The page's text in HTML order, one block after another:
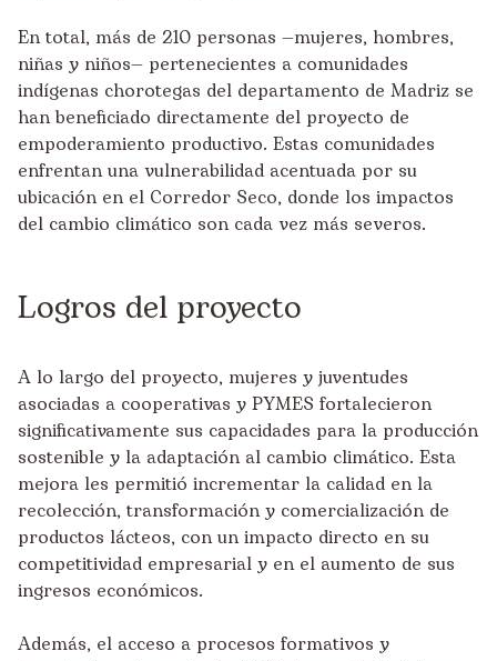
En total, más de 210 personas —mujeres, hombres,
niñas y niños— pertenecientes a comunidades
indígenas chorotegas del departamento de Madriz se
han beneficiado directamente del proyecto de
empoderamiento productivo. Estas comunidades
enfrentan una vulnerabilidad acentuada por su
ubicación en el Corredor Seco, donde los impactos
del cambio climático son cada vez más severos.
Logros del proyecto
A lo largo del proyecto, mujeres y juventudes
asociadas a cooperativas y PYMES fortalecieron
significativamente sus capacidades para la producción
sostenible y la adaptación al cambio climático. Esta
mejora les permitió incrementar la calidad en la
recolección, transformación y comercialización de
productos lácteos, con un impacto directo en su
competitividad empresarial y en el aumento de sus
ingresos económicos.
Además, el acceso a procesos formativos y